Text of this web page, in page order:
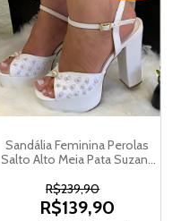
Sandália Feminina Perolas
Salto Alto Meia Pata Suzana
R$239,90
R$139,90